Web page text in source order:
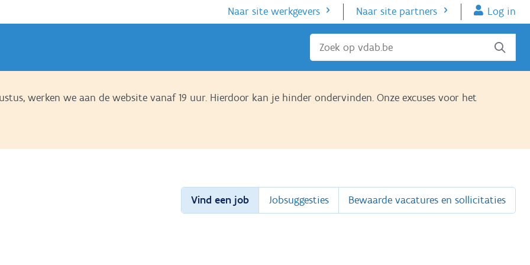
Naar site werkgevers Naar site partners Log in
Sluiten
werken we aan de website vanaf 19 uur. Hierdoor kan je hinder ondervinden. Onze excuses voor het
Vind een job Jobsuggesties Bewaarde vacatures en sollicitaties